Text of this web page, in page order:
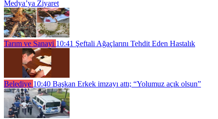
Medya’ya Ziyaret
Tarım ve Sanayi 10:41 Şeftali Ağaçlarını Tehdit Eden Hastalık
Belediye 10:40 Başkan Erkek imzayı attı; “Yolumuz açık olsun”